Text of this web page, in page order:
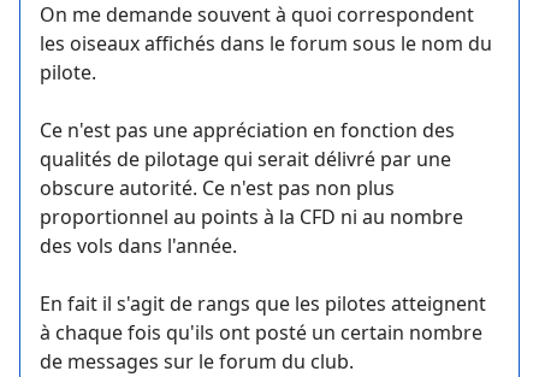
On me demande souvent à quoi correspondent
les oiseaux affichés dans le forum sous le nom du
pilote.
Ce n'est pas une appréciation en fonction des
qualités de pilotage qui serait délivré par une
obscure autorité. Ce n'est pas non plus
proportionnel au points à la CFD ni au nombre
des vols dans l'année.
En fait il s'agit de rangs que les pilotes atteignent
à chaque fois qu'ils ont posté un certain nombre
de messages sur le forum du club.